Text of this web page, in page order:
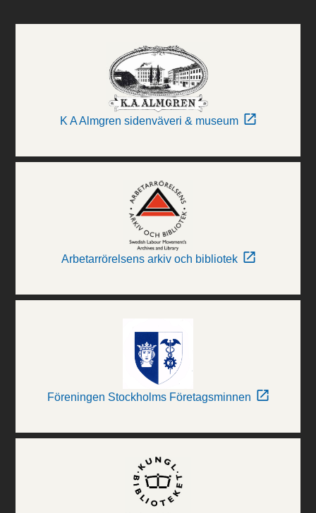
K A Almgren sidenväveri & museum
Arbetarrörelsens arkiv och bibliotek
Föreningen Stockholms Företagsminnen